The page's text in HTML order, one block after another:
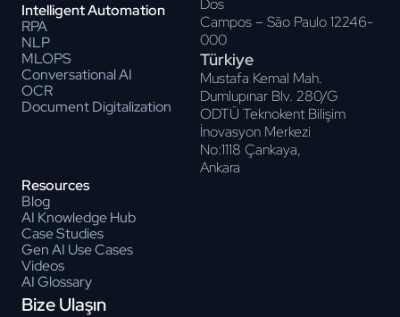
Intelligent Automation
RPA
NLP
MLOPS
Conversational AI
OCR
Document Digitalization
Dos
Campos – Sāo Paulo 12246-
000
Türkiye
Mustafa Kemal Mah.
Dumlupınar Blv. 280/G
ODTÜ Teknokent Bilişim
İnovasyon Merkezi
No:1118 Çankaya,
Ankara
Resources
Blog
AI Knowledge Hub
Case Studies
Gen AI Use Cases
Videos
AI Glossary
Bize Ulaşın